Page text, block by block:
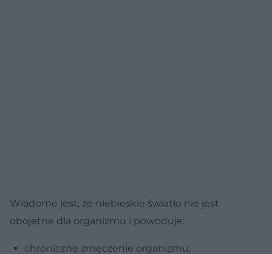
Wiadome jest, że niebieskie światło nie jest
obojętne dla organizmu i powoduje:
chroniczne zmęczenie organizmu,